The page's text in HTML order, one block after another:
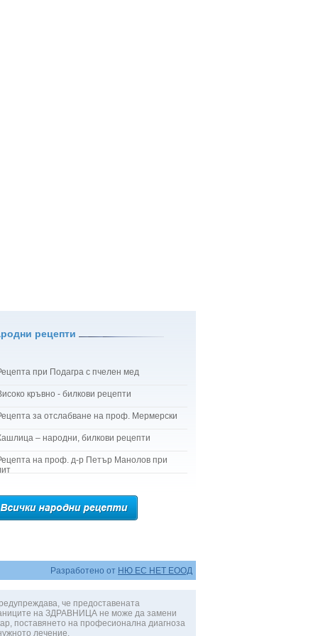
рецепти
при Подагра с пчелен мед
кръвно - билкови рецепти
за отслабване на проф. Мермерски
– народни, билкови рецепти
на проф. д-р Петър Манолов при
Разработено от НЮ ЕС НЕТ ЕООД
че предоставената
на ЗДРАВНИЦА не може да замени
поставянето на професионална диагноза
лечение.